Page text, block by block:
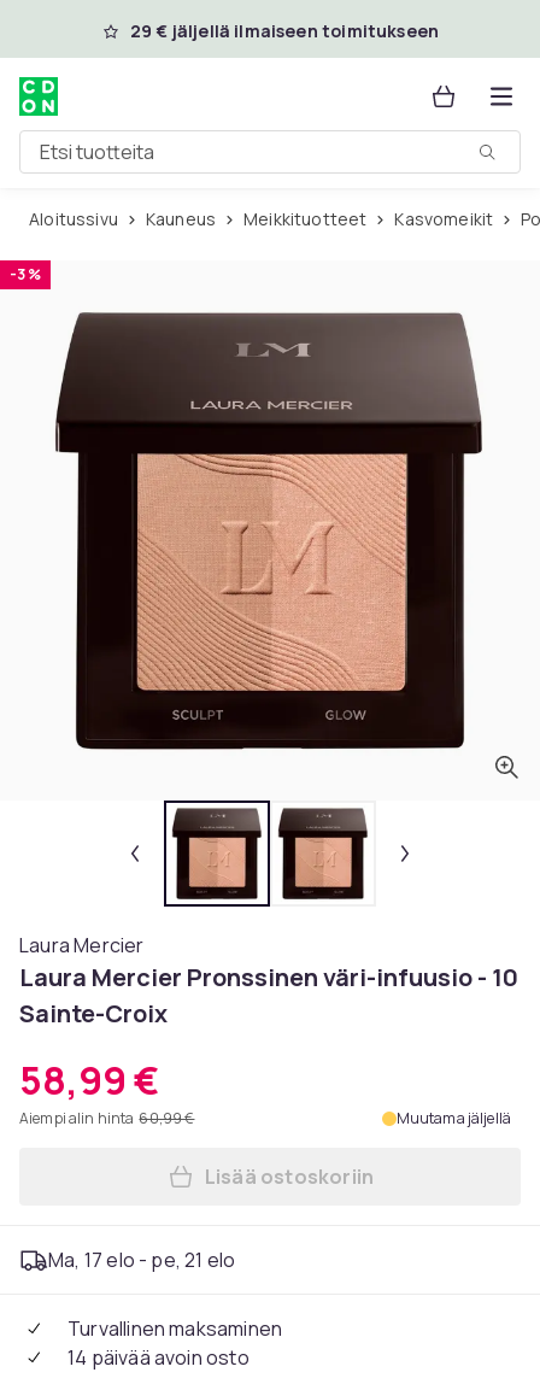
Ohita ja siirry pääsisältöön
29 € jäljellä ilmaiseen toimitukseen
Etsi tuotteita
Aloitussivu Kauneus Meikkituotteet Kasvomeikit
-3 %
Laura Mercier
Laura Mercier Pronssinen väri-infuusio - 10
Sainte-Croix
58,99 €
Aiempi alin hinta 60,99 € Muutama jäljellä
Lisää Laura Mercier
Lisää ostoskoriin
Ma, 17 elo - pe, 21 elo
Turvallinen maksaminen
14 päivää avoin osto